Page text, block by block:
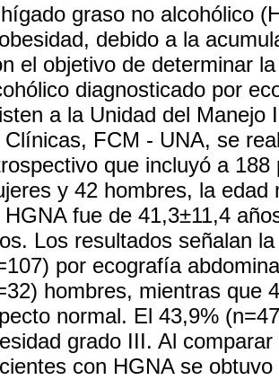
graso no alcohólico
debido a la
el objetivo de determinar
diagnosticado por
a la Unidad del Manejo
Clínicas, FCM - UNA, se
que incluyó a
y 42 hombres, la
HGNA fue de 41,3±11,4
Los resultados señalan
por ecografía
hombres, mientras que
normal. El 43,9%
grado III. Al
con HGNA se